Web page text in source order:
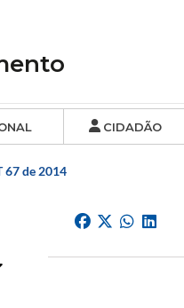
CIDADÃO
67 de 2014